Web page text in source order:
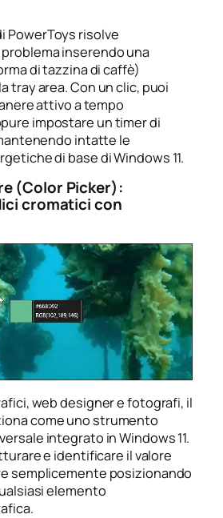
PowerToys risolve
inserendo una
di tazzina di caffè)
tray area. Con un clic, puoi
attivo a tempo
impostare un timer di
intatte le
di base di Windows 11.
(Color Picker):
cromatici con
web designer e fotografi, il
come uno strumento
integrato in Windows 11.
e identificare il valore
semplicemente posizionando
elemento